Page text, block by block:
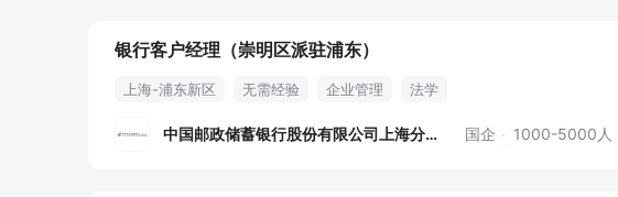
银行客户经理（崇明区派驻浦东）
上海-浦东新区 无需经验 企业管理 法学
中国邮政储蓄银行股份有限公司上海分行 国企 1000-5000人